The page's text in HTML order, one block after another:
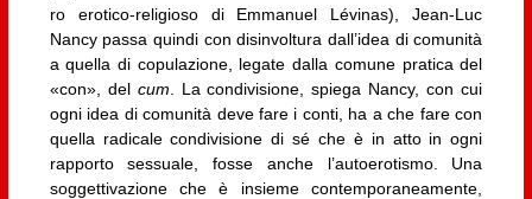
ro erotico-religioso di Emmanuel Lévi­nas), Jean-Luc
Nancy passa quindi con di­sinvoltura dall’idea di comunità
a quella di copulazione, legate dalla comune pratica del
«con», del cum . La condivisione, spie­ga Nancy, con cui
ogni idea di comunità deve fare i conti, ha a che fare con
quella radicale condivisione di sé che è in atto in ogni
rapporto sessuale, fosse anche l’autoe­rotismo. Una
soggettivazione che è insie­me contemporaneamente,